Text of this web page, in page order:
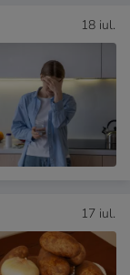
18 iul.
17 iul.